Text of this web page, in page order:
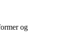
og